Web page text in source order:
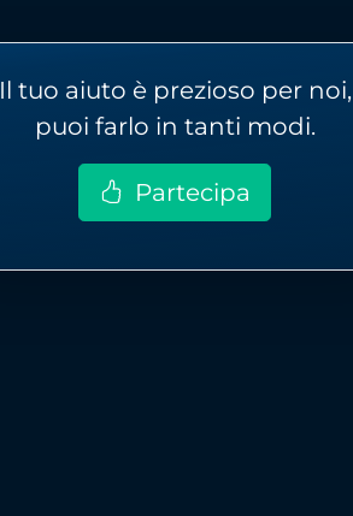
Il tuo aiuto è prezioso per noi,
puoi farlo in tanti modi.
Partecipa